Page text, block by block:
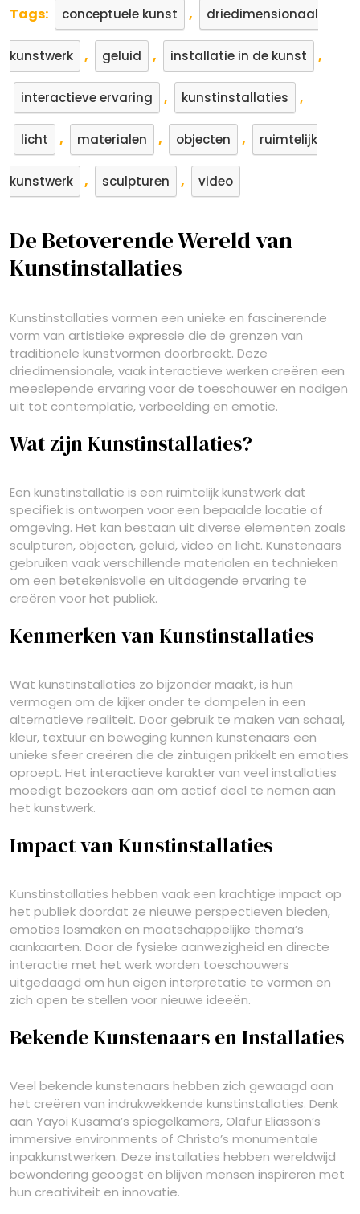
Tags: conceptuele kunst , driedimensionaal
kunstwerk , geluid , installatie in de kunst ,
interactieve ervaring , kunstinstallaties ,
licht , materialen , objecten , ruimtelijk
kunstwerk , sculpturen , video
De Betoverende Wereld van
Kunstinstallaties
Kunstinstallaties vormen een unieke en fascinerende
vorm van artistieke expressie die de grenzen van
traditionele kunstvormen doorbreekt. Deze
driedimensionale, vaak interactieve werken creëren een
meeslepende ervaring voor de toeschouwer en nodigen
uit tot contemplatie, verbeelding en emotie.
Wat zijn Kunstinstallaties?
Een kunstinstallatie is een ruimtelijk kunstwerk dat
specifiek is ontworpen voor een bepaalde locatie of
omgeving. Het kan bestaan uit diverse elementen zoals
sculpturen, objecten, geluid, video en licht. Kunstenaars
gebruiken vaak verschillende materialen en technieken
om een betekenisvolle en uitdagende ervaring te
creëren voor het publiek.
Kenmerken van Kunstinstallaties
Wat kunstinstallaties zo bijzonder maakt, is hun
vermogen om de kijker onder te dompelen in een
alternatieve realiteit. Door gebruik te maken van schaal,
kleur, textuur en beweging kunnen kunstenaars een
unieke sfeer creëren die de zintuigen prikkelt en emoties
oproept. Het interactieve karakter van veel installaties
moedigt bezoekers aan om actief deel te nemen aan
het kunstwerk.
Impact van Kunstinstallaties
Kunstinstallaties hebben vaak een krachtige impact op
het publiek doordat ze nieuwe perspectieven bieden,
emoties losmaken en maatschappelijke thema’s
aankaarten. Door de fysieke aanwezigheid en directe
interactie met het werk worden toeschouwers
uitgedaagd om hun eigen interpretatie te vormen en
zich open te stellen voor nieuwe ideeën.
Bekende Kunstenaars en Installaties
Veel bekende kunstenaars hebben zich gewaagd aan
het creëren van indrukwekkende kunstinstallaties. Denk
aan Yayoi Kusama’s spiegelkamers, Olafur Eliasson’s
immersive environments of Christo’s monumentale
inpakkunstwerken. Deze installaties hebben wereldwijd
bewondering geoogst en blijven mensen inspireren met
hun creativiteit en innovatie.